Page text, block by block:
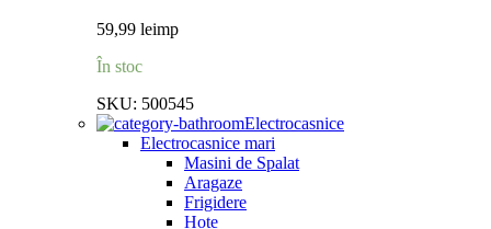
59,99 leimp
În stoc
SKU: 500545
Electrocasnice
Electrocasnice mari
Masini de Spalat
Aragaze
Frigidere
Hote